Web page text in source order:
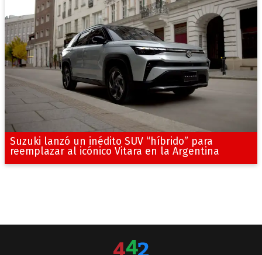
Suzuki lanzó un inédito SUV “híbrido” para
reemplazar al icónico Vitara en la Argentina